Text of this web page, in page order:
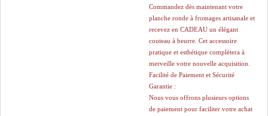
Commandez dès maintenant votre
planche ronde à fromages artisanale et
recevez en CADEAU un élégant
couteau à beurre. Cet accessoire
pratique et esthétique complétera à
merveille votre nouvelle acquisition.
Facilité de Paiement et Sécurité
Garantie :
Nous vous offrons plusieurs options
de paiement pour faciliter votre achat